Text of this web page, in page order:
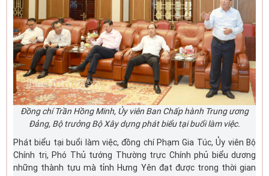
Đồng chí Trần Hồng Minh, Ủy viên Ban Chấp hành Trung ương
Đảng, Bộ trưởng Bộ Xây dựng phát biểu tại buổi làm việc.
Phát biểu tại buổi làm việc, đồng chí Phạm Gia Túc, Ủy viên Bộ
Chính trị, Phó Thủ tướng Thường trực Chính phủ biểu dương
những thành tựu mà tỉnh Hưng Yên đạt được trong thời gian